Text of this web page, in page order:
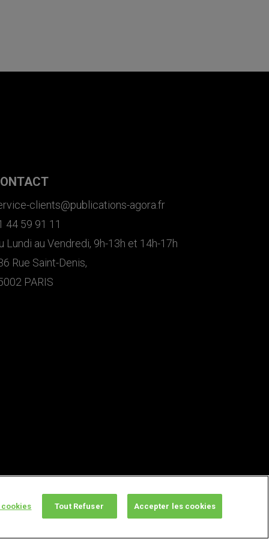
clients@publications-agora.fr
44 59 91 11
Lundi au Vendredi, 9h-13h et 14h-17h
Rue Saint-Denis,
PARIS
twitterfacebook
youtube
Tout Refuser Accepter les cookies